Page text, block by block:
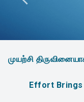
முயற்சி
Effort Brings